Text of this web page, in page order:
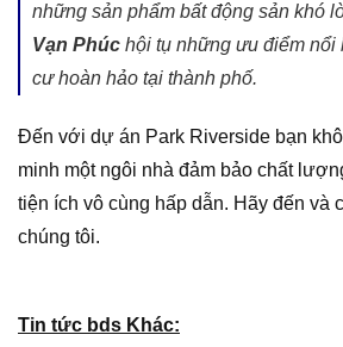
những sản phẩm bất động sản khó
Vạn Phúc hội tụ những ưu điểm nổi
cư hoàn hảo tại thành phố.
Đến với dự án Park Riverside bạn
minh một ngôi nhà đảm bảo chất
tiện ích vô cùng hấp dẫn. Hãy đến và
chúng tôi.
Tin tức bds Khác: